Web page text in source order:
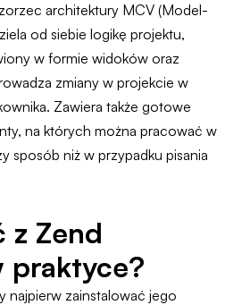
architektury MCV (Model-
od siebie logikę projektu,
w formie widoków oraz
zmiany w projekcie w
Zawiera także gotowe
na których można pracować w
sposób niż w przypadku pisania
z Zend
praktyce?
najpierw zainstalować jego